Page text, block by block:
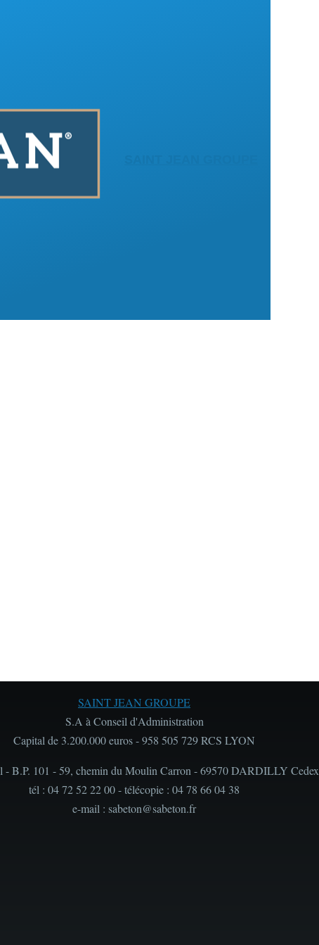
SAINT JEAN GROUPE
S.A à Conseil d'Administration
Capital de 3.200.000 euros - 958 505 729 RCS LYON
- B.P. 101 - 59, chemin du Moulin Carron - 69570 DARDILLY Cedex
tél : 04 72 52 22 00 - télécopie : 04 78 66 04 38
e-mail : sabeton@sabeton.fr